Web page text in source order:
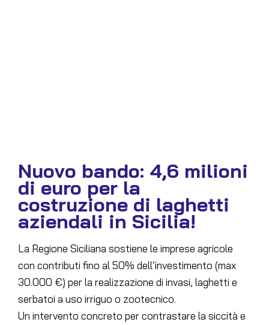
Nuovo bando: 4,6 milioni
di euro per la
costruzione di laghetti
aziendali in Sicilia!
La Regione Siciliana sostiene le imprese agricole
con contributi fino al 50% dell’investimento (max
30.000 €) per la realizzazione di invasi, laghetti e
serbatoi a uso irriguo o zootecnico.
Un intervento concreto per contrastare la siccità e